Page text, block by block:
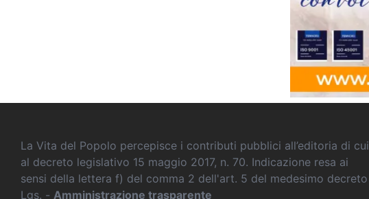
La Vita del Popolo percepisce i contributi pubblici all’editoria di cui
al decreto legislativo 15 maggio 2017, n. 70. Indicazione resa ai
sensi della lettera f) del comma 2 dell'art. 5 del medesimo decreto
Lgs. - Amministrazione trasparente